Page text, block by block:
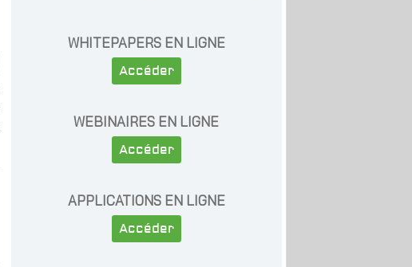
WHITEPAPERS EN LIGNE
Accéder
WEBINAIRES EN LIGNE
Accéder
APPLICATIONS EN LIGNE
Accéder